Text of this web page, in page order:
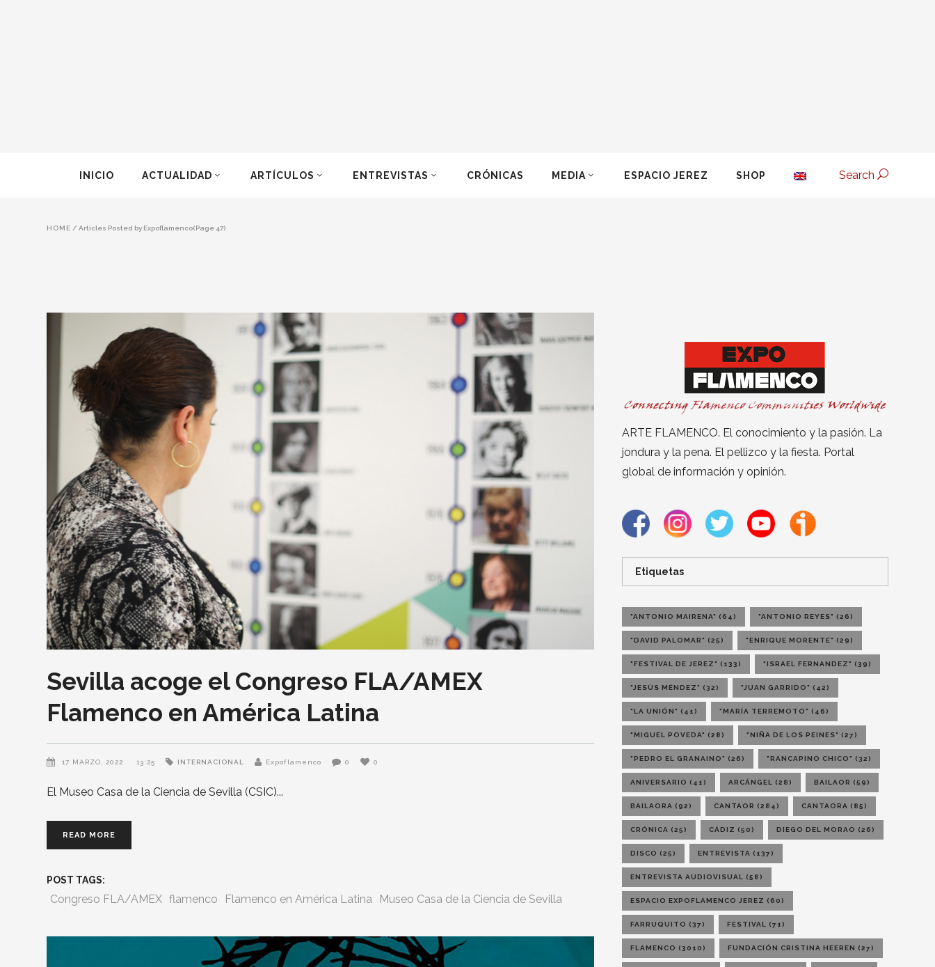
INICIO ACTUALIDAD ARTÍCULOS ENTREVISTAS CRÓNICAS MEDIA ESPACIO JEREZ SHOP Search
HOME / Articles Posted by Expoflamenco(Page 47)
Sevilla acoge el Congreso FLA/AMEX
Flamenco en América Latina
17 MARZO, 2022 13:25 INTERNACIONAL Expoflamenco 0 0
El Museo Casa de la Ciencia de Sevilla (CSIC)
READ MORE
POST TAGS:
Congreso FLA/AMEX flamenco Flamenco en América Latina Museo Casa de la Ciencia de Sevilla
ARTE FLAMENCO. El conocimiento y la pasión. La
jondura y la pena. El pellizco y la fiesta. Portal
global de información y opinión.
Etiquetas
"ANTONIO MAIRENA" (64) "ANTONIO REYES" (26)
"DAVID PALOMAR" (25) "ENRIQUE MORENTE" (29)
"FESTIVAL DE JEREZ" (133) "ISRAEL FERNANDEZ" (39)
"JESÚS MÉNDEZ" (32) "JUAN GARRIDO" (42)
"LA UNIÓN" (41) "MARÍA TERREMOTO" (46)
"MIGUEL POVEDA" (28) "NIÑA DE LOS PEINES" (27)
"PEDRO EL GRANAINO" (26) "RANCAPINO CHICO" (32)
ANIVERSARIO (41) ARCÁNGEL (28) BAILAOR (59)
BAILAORA (92) CANTAOR (284) CANTAORA (85)
CRÓNICA (25) CÁDIZ (50) DIEGO DEL MORAO (26)
DISCO (25) ENTREVISTA (137)
ENTREVISTA AUDIOVISUAL (58)
ESPACIO EXPOFLAMENCO JEREZ (60)
FARRUQUITO (37) FESTIVAL (71)
FLAMENCO (3010) FUNDACIÓN CRISTINA HEEREN (27)